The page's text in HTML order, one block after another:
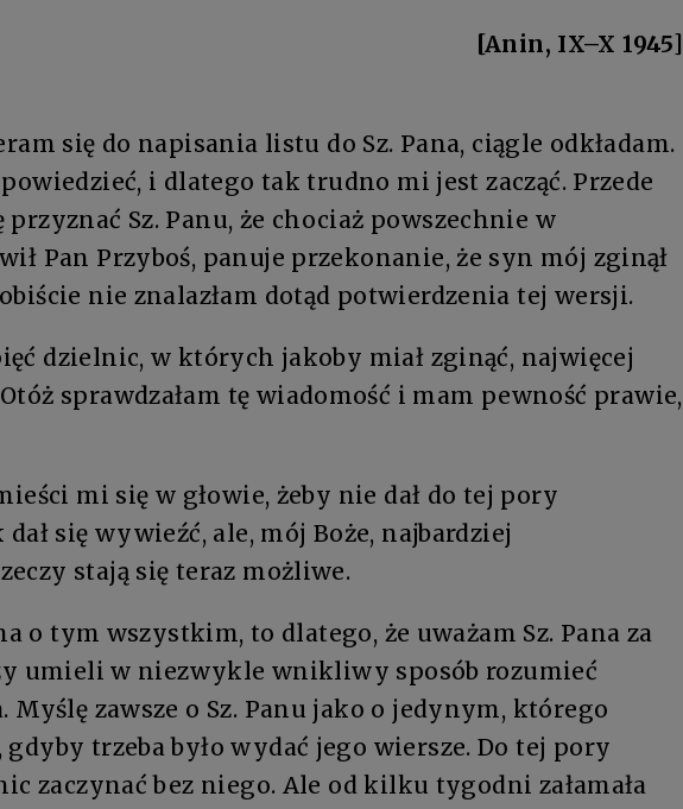
[Anin, IX–X 1945]
się do napisania listu do Sz. Pana, ciągle odkładam.
i dlatego tak trudno mi jest zacząć. Przede
Sz. Panu, że chociaż powszechnie w
Pan Przyboś, panuje przekonanie, że syn mój zginął
nie znalazłam dotąd potwierdzenia tej wersji.
dzielnic, w których jakoby miał zginąć, najwięcej
sprawdzałam tę wiadomość i mam pewność prawie,
mi się w głowie, żeby nie dał do tej pory
się wywieźć, ale, mój Boże, najbardziej
stają się teraz możliwe.
o tym wszystkim, to dlatego, że uważam Sz. Pana za
umieli w niezwykle wnikliwy sposób rozumieć
Myślę zawsze o Sz. Panu jako o jedynym, którego
gdyby trzeba było wydać jego wiersze. Do tej pory
zaczynać bez niego. Ale od kilku tygodni załamała